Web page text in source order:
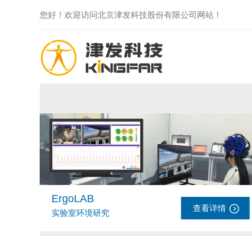
您好！欢迎访问北京津发科技股份有限公司网站！
ErgoLAB
实验室环境研究 查看详情